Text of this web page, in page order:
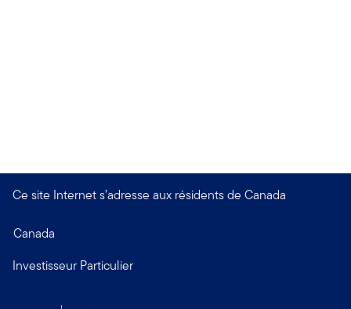
Ce site Internet s’adresse aux résidents de Canada
Canada
Investisseur Particulier